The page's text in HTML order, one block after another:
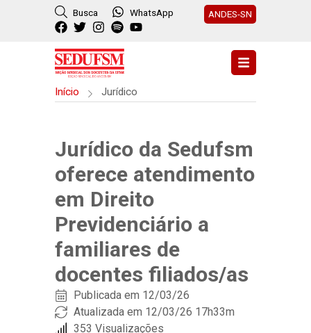
Busca WhatsApp ANDES-SN
Início Jurídico
Jurídico da Sedufsm
oferece atendimento
em Direito
Previdenciário a
familiares de
docentes filiados/as
Publicada em 12/03/26
Atualizada em 12/03/26 17h33m
353 Visualizações